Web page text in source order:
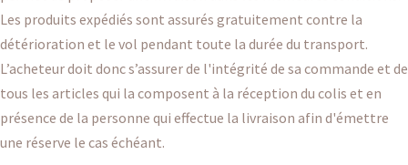
Les produits expédiés sont assurés gratuitement contre la
détérioration et le vol pendant toute la durée du transport.
L’acheteur doit donc s’assurer de l'intégrité de sa commande et de
tous les articles qui la composent à la réception du colis et en
présence de la personne qui effectue la livraison afin d'émettre
une réserve le cas échéant.